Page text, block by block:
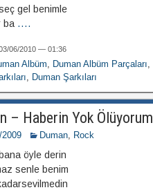
gel benimle
ba ....
06/2010 — 01:36
Albüm, Duman Albüm Parçaları,
, Duman Şarkıları
– Haberin Yok Ölüyorum
Duman, Rock
öyle derin
senle benim